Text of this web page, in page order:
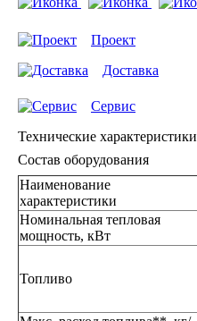
Проект
Доставка
Сервис
Технические характеристики
Состав оборудования
Наименование
характеристики
Номинальная тепловая
мощность, кВт
Топливо